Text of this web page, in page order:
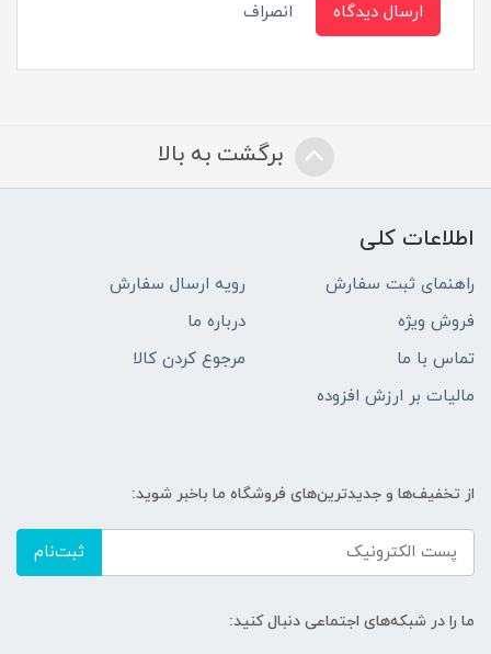
ارسال دیدگاه انصراف
برگشت به بالا
اطلاعات کلی
راهنمای ثبت سفارش
رویه ارسال سفارش
فروش ویژه
درباره ما
تماس با ما
مرجوع کردن کالا
مالیات بر ارزش افزوده
از تخفیف‌ها و جدیدترین‌های فروشگاه ما باخبر شوید:
ثبت‌نام
ما را در شبکه‌های اجتماعی دنبال کنید: